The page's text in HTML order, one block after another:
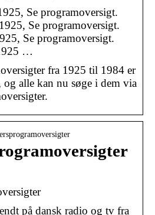
Se programoversigt.
Se programoversigt.
Se programoversigt.
…
fra 1925 til 1984 er
og alle kan nu søge i dem via
på dansk radio og tv fra